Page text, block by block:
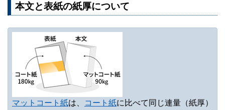
本文と表紙の紙厚について
マットコート紙は、 コート紙に比べて同じ連量（紙厚）